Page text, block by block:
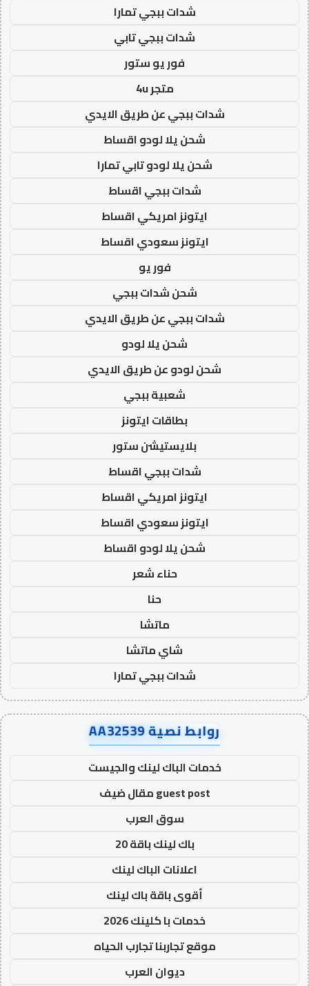
شدات ببجي تمارا
شدات ببجي تابي
فور يو ستور
متجر 4u
شدات ببجي عن طريق الايدي
شحن يلا لودو اقساط
شحن يلا لودو تابي تمارا
شدات ببجي اقساط
ايتونز امريكي اقساط
ايتونز سعودي اقساط
فور يو
شحن شدات ببجي
شدات ببجي عن طريق الايدي
شحن يلا لودو
شحن لودو عن طريق الايدي
شعبية ببجي
بطاقات ايتونز
بلايستيشن ستور
شدات ببجي اقساط
ايتونز امريكي اقساط
ايتونز سعودي اقساط
شحن يلا لودو اقساط
حناء شعر
حنا
ماتشا
شاي ماتشا
شدات ببجي تمارا
روابط نصية AA32539
خدمات الباك لينك والجيست
guest post مقال ضيف
سوق العرب
باك لينك باقة 20
اعلانات الباك لينك
أقوى باقة باك لينك
خدمات با كلينك 2026
موقع تجاربنا تجارب الحياه
ديوان العرب